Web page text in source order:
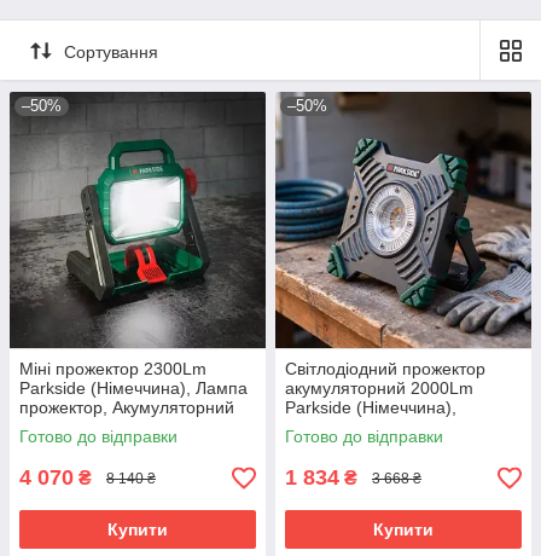
Сортування
–50%
Міні прожектор 2300Lm
Parkside (Німеччина), Лампа
прожектор, Акумуляторний
ліхтар-прожектор, RYH
Готово до відправки
4 070 ₴ 8 140 ₴
Купити
–50%
Світлодіодний прожектор
акумуляторний 2000Lm
Parkside (Німеччина),
Прожектор переносний
світлодіодний, RYH
Готово до відправки
1 834 ₴ 3 668 ₴
Купити